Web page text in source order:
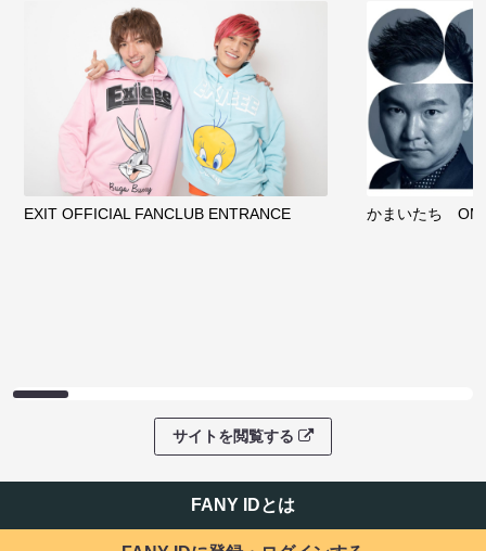
サイトを閲覧する
クラウドファンディング